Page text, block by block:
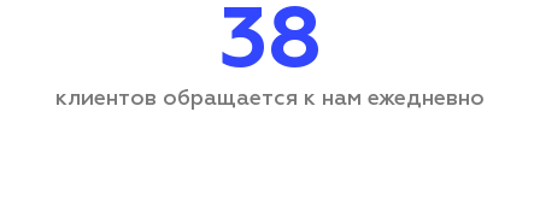
38
клиентов обращается к нам ежедневно